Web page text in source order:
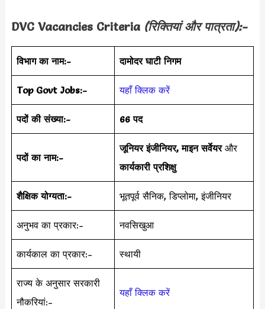
DVC Vacancies Criteria (रिक्तियां और पात्रता):-
विभाग का नाम:- दामोदर घाटी निगम
Top Govt Jobs:- यहाँ क्लिक करें
पदों की संख्या:- 66 पद
पदों का नाम:-
जूनियर इंजीनियर, माइन सर्वेयरऔर
कार्यकारी प्रशिक्षु
शैक्षिक योग्यता:- भूतपूर्व सैनिक, डिप्लोमा, इंजीनियर
अनुभव का प्रकार:- नवसिखुआ
कार्यकाल का प्रकार:- स्थायी
राज्य के अनुसार सरकारी
नौकरियां:-
यहाँ क्लिक करें